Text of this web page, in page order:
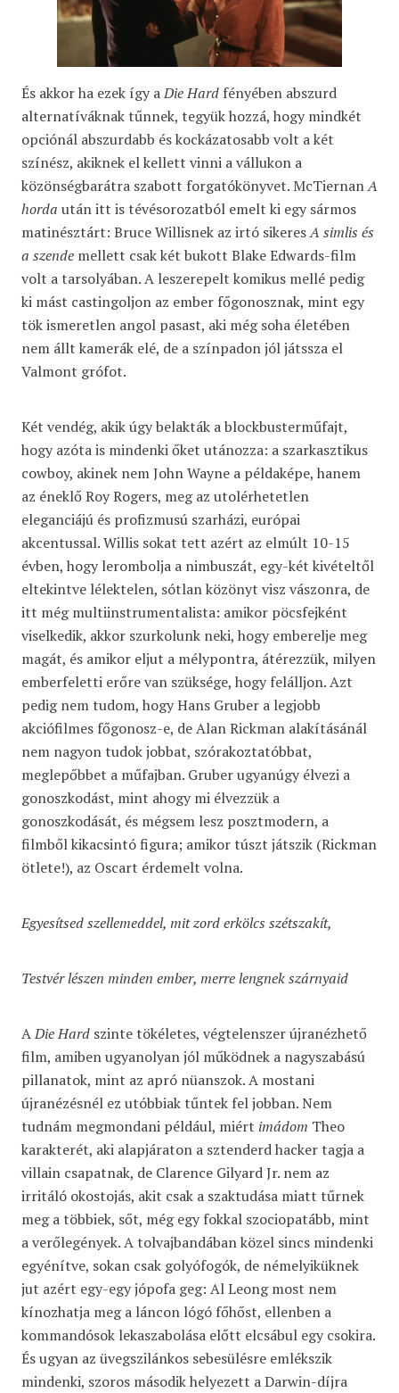
És akkor ha ezek így aDie Hard fényében abszurd
alternatíváknak tűnnek, tegyük hozzá, hogy mindkét
opciónál abszurdabb és kockázatosabb volt a két
színész, akiknek el kellett vinni a vállukon a
közönségbarátra szabott forgatókönyvet. McTiernanA
horda után itt is tévésorozatból emelt ki egy sármos
matinésztárt: Bruce Willisnek az irtó sikeresA simlis és
a szende mellett csak két bukott Blake Edwards-film
volt a tarsolyában. A leszerepelt komikus mellé pedig
ki mást castingoljon az ember főgonosznak, mint egy
tök ismeretlen angol pasast, aki még soha életében
nem állt kamerák elé, de a színpadon jól játssza el
Valmont grófot.
Két vendég, akik úgy belakták a blockbusterműfajt,
hogy azóta is mindenki őket utánozza: a szarkasztikus
cowboy, akinek nem John Wayne a példaképe, hanem
az éneklő Roy Rogers, meg az utolérhetetlen
eleganciájú és profizmusú szarházi, európai
akcentussal. Willis sokat tett azért az elmúlt 10-15
évben, hogy lerombolja a nimbuszát, egy-két kivételtől
eltekintve lélektelen, sótlan közönyt visz vászonra, de
itt még multiinstrumentalista: amikor pöcsfejként
viselkedik, akkor szurkolunk neki, hogy emberelje meg
magát, és amikor eljut a mélypontra, átérezzük, milyen
emberfeletti erőre van szüksége, hogy felálljon. Azt
pedig nem tudom, hogy Hans Gruber a legjobb
akciófilmes főgonosz-e, de Alan Rickman alakításánál
nem nagyon tudok jobbat, szórakoztatóbbat,
meglepőbbet a műfajban. Gruber ugyanúgy élvezi a
gonoszkodást, mint ahogy mi élvezzük a
gonoszkodását, és mégsem lesz posztmodern, a
filmből kikacsintó figura; amikor túszt játszik (Rickman
ötlete!), az Oscart érdemelt volna.
Egyesítsed szellemeddel, mit zord erkölcs szétszakít,
Testvér lészen minden ember, merre lengnek szárnyaid
ADie Hard szinte tökéletes, végtelenszer újranézhető
film, amiben ugyanolyan jól működnek a nagyszabású
pillanatok, mint az apró nüanszok. A mostani
újranézésnél ez utóbbiak tűntek fel jobban. Nem
tudnám megmondani például, miért imádom Theo
karakterét, aki alapjáraton a sztenderd hacker tagja a
villain csapatnak, de Clarence Gilyard Jr. nem az
irritáló okostojás, akit csak a szaktudása miatt tűrnek
meg a többiek, sőt, még egy fokkal szociopatább, mint
a verőlegények. A tolvajbandában közel sincs mindenki
egyénítve, sokan csak golyófogók, de némelyiküknek
jut azért egy-egy jópofa geg: Al Leong most nem
kínozhatja meg a láncon lógó főhőst, ellenben a
kommandósok lekaszabolása előtt elcsábul egy csokira.
És ugyan az üvegszilánkos sebesülésre emlékszik
mindenki, szoros második helyezett a Darwin-díjra